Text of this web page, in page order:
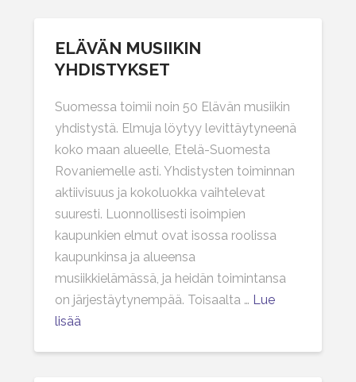
ELÄVÄN MUSIIKIN
YHDISTYKSET
Suomessa toimii noin 50 Elävän musiikin
yhdistystä. Elmuja löytyy levittäytyneenä
koko maan alueelle, Etelä-Suomesta
Rovaniemelle asti. Yhdistysten toiminnan
aktiivisuus ja kokoluokka vaihtelevat
suuresti. Luonnollisesti isoimpien
kaupunkien elmut ovat isossa roolissa
kaupunkinsa ja alueensa
musiikkielämässä, ja heidän toimintansa
on järjestäytynempää. Toisaalta … Lue
lisää